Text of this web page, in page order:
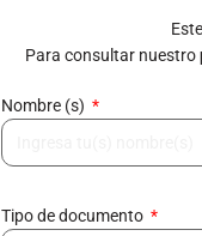
Para consultar nuestro
Nombre (s)
Tipo de documento